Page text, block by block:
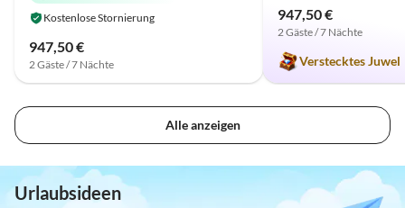
Kostenlose Stornierung
947,50 €
2 Gäste / 7 Nächte
947,50 €
2 Gäste / 7 Nächte
Verstecktes Juwel
Alle anzeigen
Urlaubsideen